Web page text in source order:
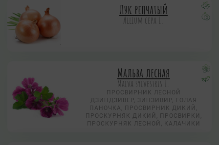
Лук репчатый
Allium сера L.
Мальва лесная
Malva sylvestris L.
ПРОСВИРНИК ЛЕСНОЙ
ДЗИНДЗИВЕР, ЗИНЗИВИР, ГОЛАЯ
ПАНОЧКА, ПРОСВИРНИК ДИКИЙ,
ПРОСКУРНЯК ДИКИЙ, ПРОСВИРКИ,
ПРОСКУРНЯК ЛЕСНОЙ, КАЛАЧИКИ